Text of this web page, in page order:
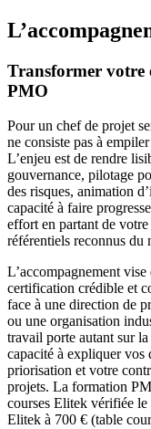
Transformer votre
PMO
Pour un chef de projet
ne consiste pas à
L’enjeu est de rendre
gouvernance, pilotage
des risques, animation
capacité à faire
effort en partant de
référentiels reconnus du
L’accompagnement
certification crédible et
face à une direction de
ou une organisation
travail porte autant sur
capacité à expliquer vos
priorisation et votre
projets. La formation
courses Elitek vérifiée
Elitek à 700 € (table